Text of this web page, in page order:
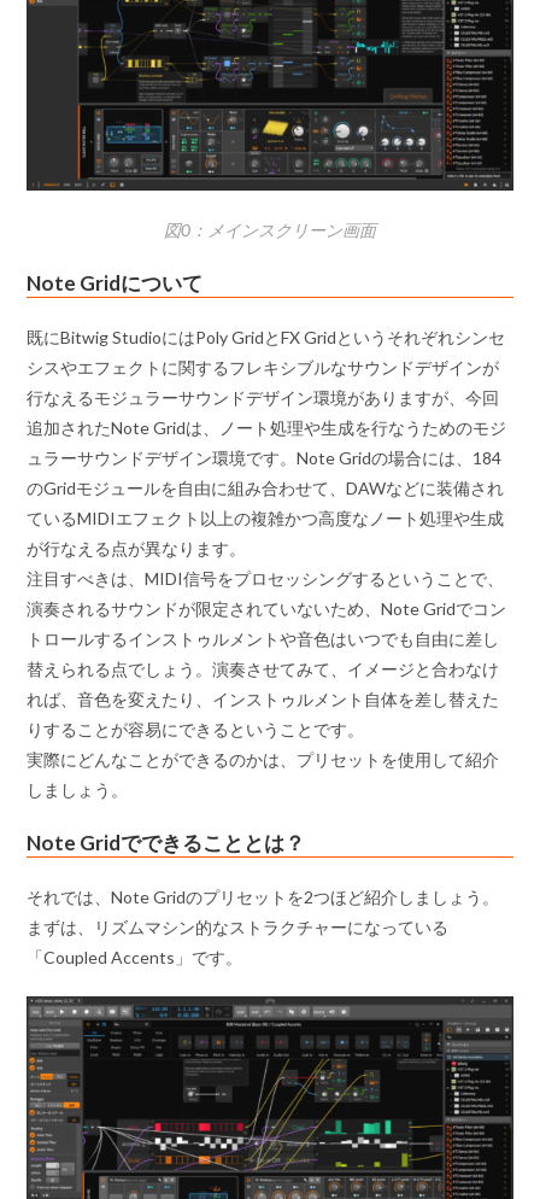
図0：メインスクリーン画面
Note Gridについて
既にBitwig StudioにはPoly GridとFX Gridというそれぞれシンセ
シスやエフェクトに関するフレキシブルなサウンドデザインが
行なえるモジュラーサウンドデザイン環境がありますが、今回
追加されたNote Gridは、ノート処理や生成を行なうためのモジ
ュラーサウンドデザイン環境です。Note Gridの場合には、184
のGridモジュールを自由に組み合わせて、DAWなどに装備され
ているMIDIエフェクト以上の複雑かつ高度なノート処理や生成
が行なえる点が異なります。
注目すべきは、MIDI信号をプロセッシングするということで、
演奏されるサウンドが限定されていないため、Note Gridでコン
トロールするインストゥルメントや音色はいつでも自由に差し
替えられる点でしょう。演奏させてみて、イメージと合わなけ
れば、音色を変えたり、インストゥルメント自体を差し替えた
りすることが容易にできるということです。
実際にどんなことができるのかは、プリセットを使用して紹介
しましょう。
Note Gridでできることとは？
それでは、Note Gridのプリセットを2つほど紹介しましょう。
まずは、リズムマシン的なストラクチャーになっている
「Coupled Accents」です。